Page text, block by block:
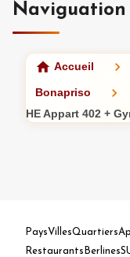
Naviguation
Accueil
Bonapriso
HE Appart 402 +
PaysVillesQuartiers
Restaurants Berlines